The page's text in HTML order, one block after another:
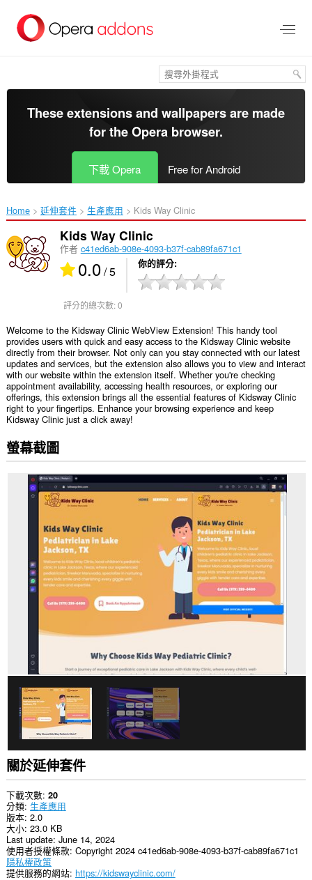
區
These extensions and wallpapers are made
for theOpera browser.
下載 Opera Free for Android
Home 延伸套件 生產應用 Kids Way Clinic‎
Kids Way Clinic
作者 c41ed6ab-908e-4093-b37f-cab89fa671c1
0.0/ 5 你的評分
評分的總次數:0
Welcome to the Kidsway Clinic WebView Extension! This handy tool
provides users with quick and easy access to the Kidsway Clinic website
directly from their browser. Not only can you stay connected with our latest
updates and services, but the extension also allows you to view and interact
with our website within the extension itself. Whether you're checking
appointment availability, accessing health resources, or exploring our
offerings, this extension brings all the essential features of Kidsway Clinic
right to your fingertips. Enhance your browsing experience and keep
Kidsway Clinic just a click away!
螢幕截圖
關於延伸套件
下載次數 20
分類 生產應用
版本 2.0
大小 23.0 KB
Last update June 14, 2024
使用者授權條款 Copyright 2024 c41ed6ab-908e-4093-b37f-cab89fa671c1
隱私權政策
提供服務的網站 https://kidswayclinic.com/